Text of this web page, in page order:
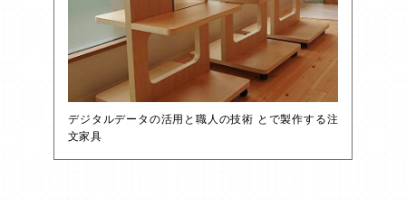
デジタルデータの活用と職人の技術 とで製作する注
文家具